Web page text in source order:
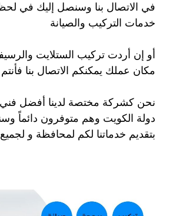
في الاتصال بنا وسنصل إليك في
خدمات التركيب والصيانة
أو إن أردت تركيب الستلايت
مكان عملك يمكنكم الاتصال بنا
نحن كشركة مختصة لدينا أفضل
دولة الكويت وهم متوفرون دائماً
بتقديم خدماتنا لكم لمحافظة و